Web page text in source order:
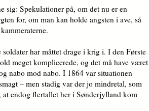
sig: Spekulationer på, om det nu er en
for, om man kan holde angsten i ave, så
har måttet drage i krig i. I den Første
meget komplicerede, og det må have været
nabo mod nabo. I 1864 var situationen
– men stadig var der jo mindretal, som
endog flertallet her i Sønderjylland kom